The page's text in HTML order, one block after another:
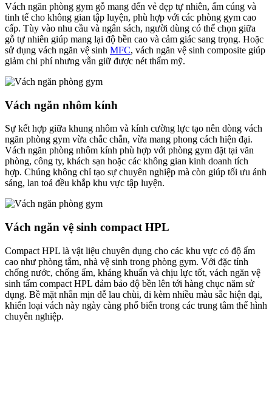
Vách ngăn phòng gym gỗ mang đến vẻ đẹp tự nhiên, ấm cúng và
tinh tế cho không gian tập luyện, phù hợp với các phòng gym cao
cấp. Tùy vào nhu cầu và ngân sách, người dùng có thể chọn giữa
gỗ tự nhiên giúp mang lại độ bền cao và cảm giác sang trọng. Hoặc
sử dụng vách ngăn vệ sinh MFC, vách ngăn vệ sinh composite giúp
giảm chi phí nhưng vẫn giữ được nét thẩm mỹ.
Vách ngăn nhôm kính
Sự kết hợp giữa khung nhôm và kính cường lực tạo nên dòng vách
ngăn phòng gym vừa chắc chắn, vừa mang phong cách hiện đại.
Vách ngăn phòng nhôm kính phù hợp với phòng gym đặt tại văn
phòng, công ty, khách sạn hoặc các không gian kinh doanh tích
hợp. Chúng không chỉ tạo sự chuyên nghiệp mà còn giúp tối ưu ánh
sáng, lan toả đều khắp khu vực tập luyện.
Vách ngăn vệ sinh compact HPL
Compact HPL là vật liệu chuyên dụng cho các khu vực có độ ẩm
cao như phòng tắm, nhà vệ sinh trong phòng gym. Với đặc tính
chống nước, chống ẩm, kháng khuẩn và chịu lực tốt, vách ngăn vệ
sinh tấm compact HPL đảm bảo độ bền lên tới hàng chục năm sử
dụng. Bề mặt nhẵn mịn dễ lau chùi, đi kèm nhiều màu sắc hiện đại,
khiến loại vách này ngày càng phổ biến trong các trung tâm thể hình
chuyên nghiệp.